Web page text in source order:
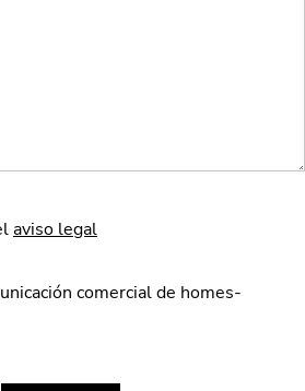
aviso legal
comercial de homes-